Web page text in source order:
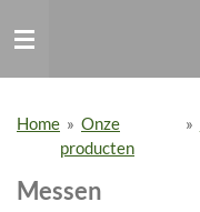
direct
hoofdinhoud
Home » Onze
producten
»
Messen